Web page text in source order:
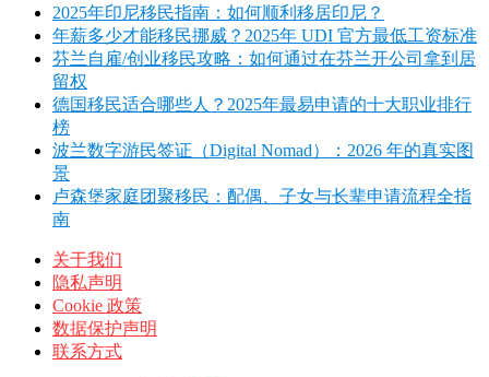
2025年印尼移民指南：如何顺利移居印尼？
年薪多少才能移民挪威？2025年 UDI 官方最低工资标准
芬兰自雇/创业移民攻略：如何通过在芬兰开公司拿到居
留权
德国移民适合哪些人？2025年最易申请的十大职业排行
榜
波兰数字游民签证（Digital Nomad）：2026 年的真实图
景
卢森堡家庭团聚移民：配偶、子女与长辈申请流程全指
南
关于我们
隐私声明
Cookie 政策
数据保护声明
联系方式